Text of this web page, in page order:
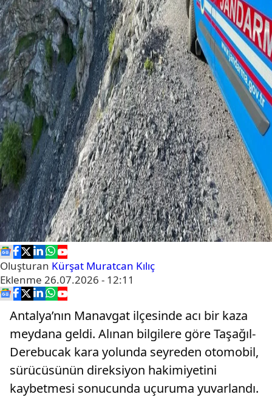
Oluşturan Kürşat Muratcan Kılıç
Eklenme 26.07.2026 - 12:11
Antalya’nın Manavgat ilçesinde acı bir kaza
meydana geldi. Alınan bilgilere göre Taşağıl-
Derebucak kara yolunda seyreden otomobil,
sürücüsünün direksiyon hakimiyetini
kaybetmesi sonucunda uçuruma yuvarlandı.